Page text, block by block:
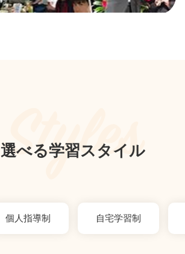
選べる学習スタイル
Styles
個人指導制 自宅学習制